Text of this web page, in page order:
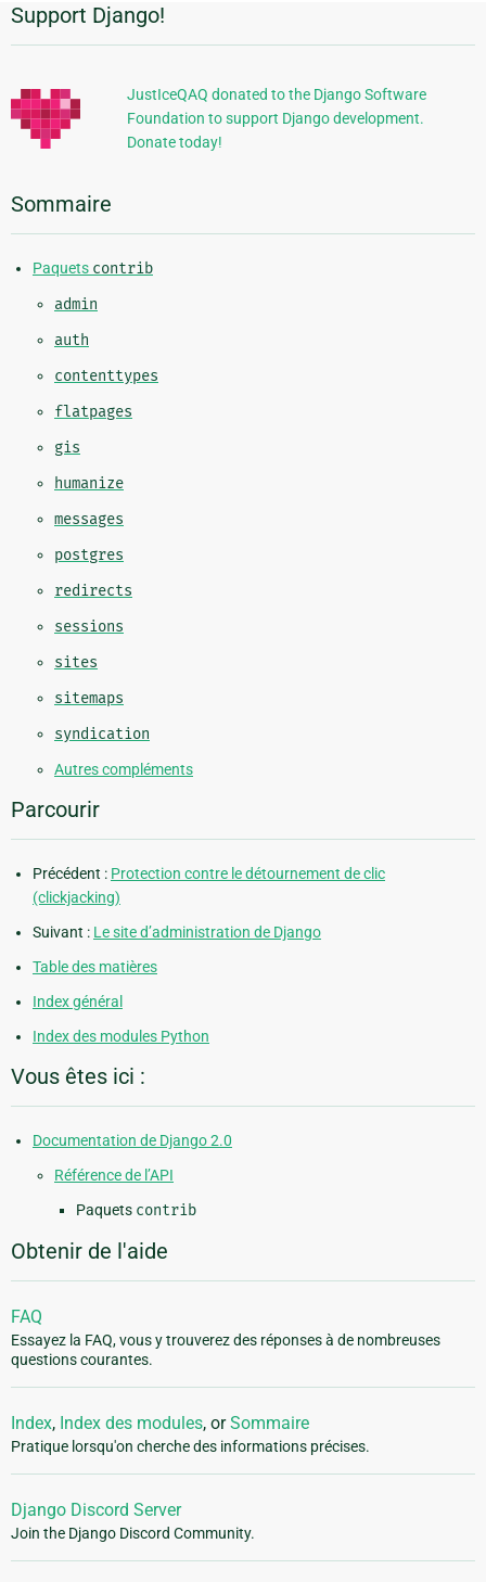
Informations
supplémentaires
Support Django!
JustIceQAQ donated to the Django Software
Foundation to support Django development.
Donate today!
Sommaire
Paquets contrib
admin
auth
contenttypes
flatpages
gis
humanize
messages
postgres
redirects
sessions
sites
sitemaps
syndication
Autres compléments
Parcourir
Précédent : Protection contre le détournement de clic
(clickjacking)
Suivant : Le site d’administration de Django
Table des matières
Index général
Index des modules Python
Vous êtes ici :
Documentation de Django 2.0
Référence de l’API
Paquets contrib
Obtenir de l'aide
FAQ
Essayez la FAQ, vous y trouverez des réponses à de nombreuses
questions courantes.
Index, Index des modules, orSommaire
Pratique lorsqu'on cherche des informations précises.
Django Discord Server
Join the Django Discord Community.